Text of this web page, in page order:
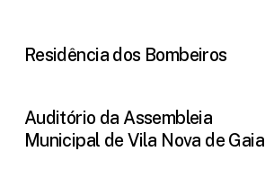
Residência dos Bombeiros
Auditório da Assembleia
Municipal de Vila Nova de Gaia